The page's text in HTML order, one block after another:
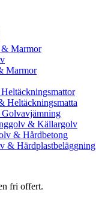
& Marmor
Marmor
Heltäckningsmatta
& Källargolv
& Hårdbetong
& Härdplastbeläggning
fri offert.